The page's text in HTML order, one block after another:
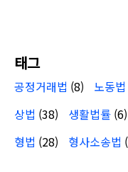
태그
공정거래법 (8) 노동법
상법 (38) 생활법률 (6)
형법 (28) 형사소송법